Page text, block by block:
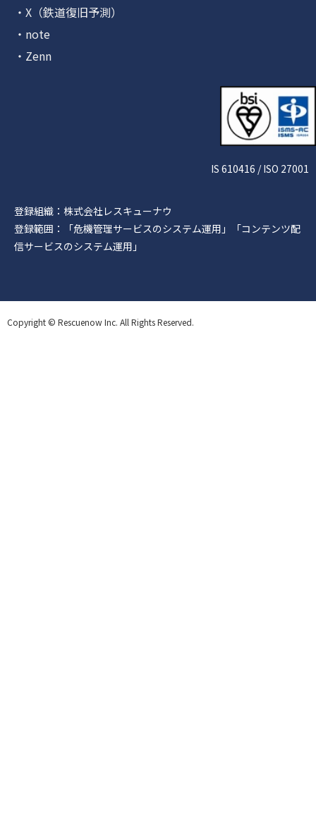
・X（鉄道復旧予測）
・note
・Zenn
IS 610416 / ISO 27001
登録組織：株式会社レスキューナウ
登録範囲：「危機管理サービスのシステム運用」「コンテンツ配
信サービスのシステム運用」
Copyright © Rescuenow Inc. All Rights Reserved.